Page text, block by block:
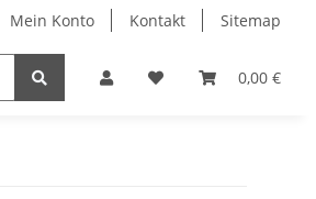
Mein Konto Kontakt Sitemap
0,00 €
Papier–Karton–Folien